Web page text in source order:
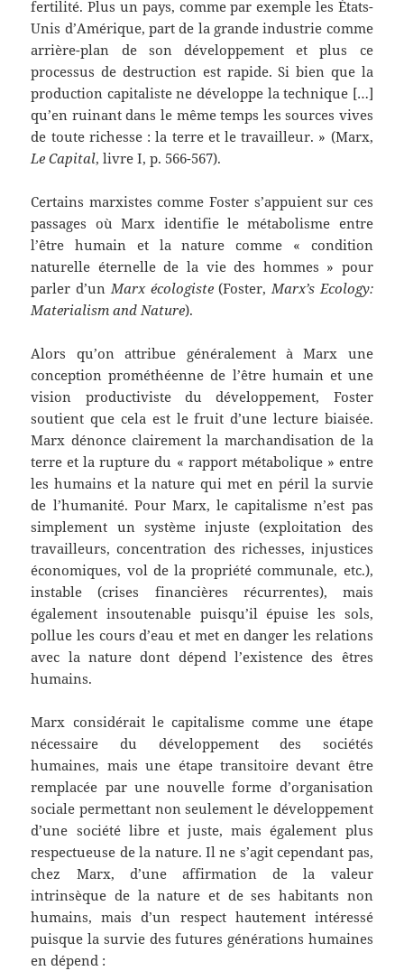
fertilité. Plus un pays, comme par exemple les États-
Unis d’Amérique, part de la grande industrie comme
arrière-plan de son développement et plus ce
processus de destruction est rapide. Si bien que la
production capitaliste ne développe la technique […]
qu’en ruinant dans le même temps les sources vives
de toute richesse : la terre et le travailleur. » (Marx,
Le Capital, livre I, p. 566-567).
Certains marxistes comme Foster s’appuient sur ces
passages où Marx identifie le métabolisme entre
l’être humain et la nature comme « condition
naturelle éternelle de la vie des hommes » pour
parler d’unMarx écologiste(Foster,Marx’s Ecology:
Materialism and Nature).
Alors qu’on attribue généralement à Marx une
conception prométhéenne de l’être humain et une
vision productiviste du développement, Foster
soutient que cela est le fruit d’une lecture biaisée.
Marx dénonce clairement la marchandisation de la
terre et la rupture du « rapport métabolique » entre
les humains et la nature qui met en péril la survie
de l’humanité. Pour Marx, le capitalisme n’est pas
simplement un système injuste (exploitation des
travailleurs, concentration des richesses, injustices
économiques, vol de la propriété communale, etc.),
instable (crises financières récurrentes), mais
également insoutenable puisqu’il épuise les sols,
pollue les cours d’eau et met en danger les relations
avec la nature dont dépend l’existence des êtres
humains.
Marx considérait le capitalisme comme une étape
nécessaire du développement des sociétés
humaines, mais une étape transitoire devant être
remplacée par une nouvelle forme d’organisation
sociale permettant non seulement le développement
d’une société libre et juste, mais également plus
respectueuse de la nature. Il ne s’agit cependant pas,
chez Marx, d’une affirmation de la valeur
intrinsèque de la nature et de ses habitants non
humains, mais d’un respect hautement intéressé
puisque la survie des futures générations humaines
en dépend :